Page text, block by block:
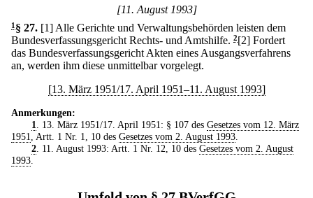
[11. August 1993]
1 § 27. [1] Alle Gerichte und Verwaltungsbehörden leisten dem
Bundesverfassungsgericht Rechts- und Amtshilfe. 2[2] Fordert
das Bundesverfassungsgericht Akten eines Ausgangsverfahrens
an, werden ihm diese unmittelbar vorgelegt.
[13. März 1951/17. April 1951–11. August 1993]
Anmerkungen:
1
. 13. März 1951/17. April 1951: § 107 des Gesetzes vom 12. März
1951
, Artt. 1 Nr. 1, 10 des Gesetzes vom 2. August 1993
2. 11. August 1993: Artt. 1 Nr. 12, 10 des Gesetzes vom 2. August
1993